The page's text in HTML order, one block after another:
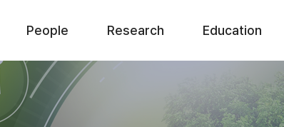
People Research Education